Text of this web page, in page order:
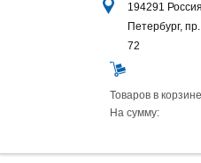
194291
Петербург,
72
Товаров в
На сумму: